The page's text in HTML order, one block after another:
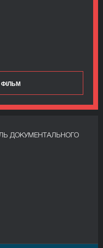
ДОКУМЕНТАЛЬНОГО